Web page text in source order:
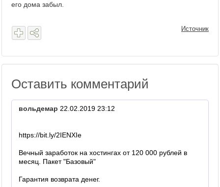
его дома забыл.
Источник
Оставить комментарий
вольдемар 22.02.2019 23:12
https://bit.ly/2IENXIe
Вечный заработок на хостингах от 120 000 рублей в
месяц. Пакет "Базовый"
Гарантия возврата денег.